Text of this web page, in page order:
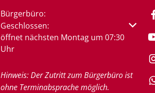
Bürgerbüro:
Klicken, um weitere Öffnungs- oder
Geschlossen:
öffnet nächsten Montag um 07:30
Uhr
Hinweis: Der Zutritt zum Bürgerbüro ist
ohne Terminabsprache möglich.